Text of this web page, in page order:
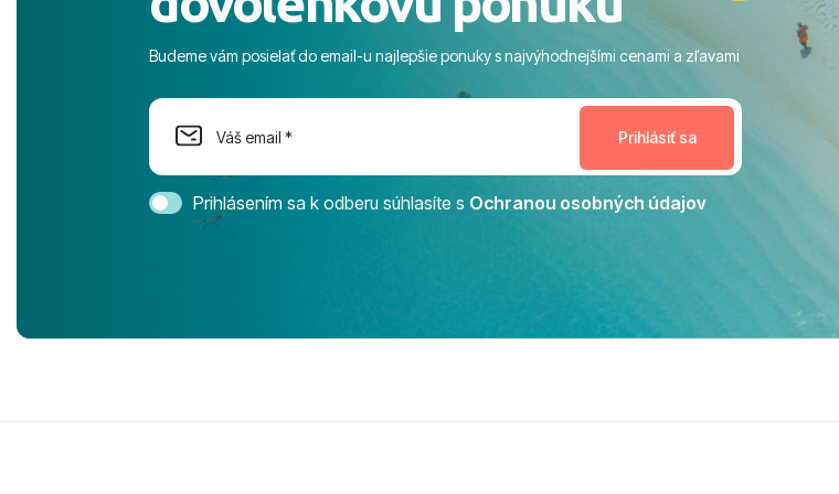
more. ​Program: Skvelé animácie a
na moment nenudil, no zároveň bol
dostatok priestoru na dokonalý relax. ​
Magic Life Jacaranda môžeme s čistým
svedomím odporučiť každému, kto hľadá
bezstarostnú dovolenku na vysokej
úrovni. Všetko bolo zabezpečené na
tešíme, kam s nami vyrazíte nabudúce!
Ďakujeme za skvelé spomienky. ​S
pozdravom a prianím mnohých ďalších
Budeme vám posielať do email-u najlepšie ponuky s najvýhodnejšími cenami a zľavami
Prihlásením sa k odberu súhlasíte s Ochranou osobných údajov